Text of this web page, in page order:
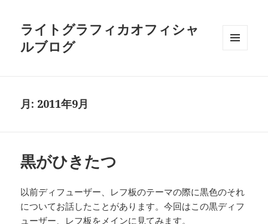
ライトグラフィカオフィシャ
ルブログ
月: 2011年9月
黒がひきたつ
以前ディフューザー、レフ板のテーマの際に黒色のそれ
についてお話したことがあります。今回はこの黒ディフ
ューザー、レフ板をメインに見てみます。